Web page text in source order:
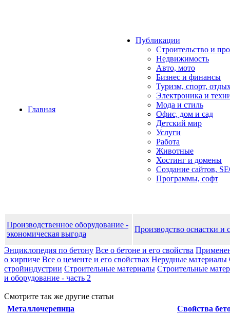
Главная
Публикации
Строительство и
Недвижимость
Авто, мото
Бизнес и финансы
Туризм, спорт,
Электроника и
Мода и стиль
Офис, дом и cад
Детский мир
Услуги
Работа
Животные
Хостинг и домены
Создание сайтов,
Программы, софт
Производственное оборудование -
экономическая выгода
Производство оснастки и
Энциклопедия по бетону Все о бетоне и его свойства
о кирпиче Все о цементе и его свойствах Нерудные материалы
стройиндустрии Строительные материалы Строительные
и оборудование - часть 2
Смотрите так же другие статьи
Металлочерепица
Свойства